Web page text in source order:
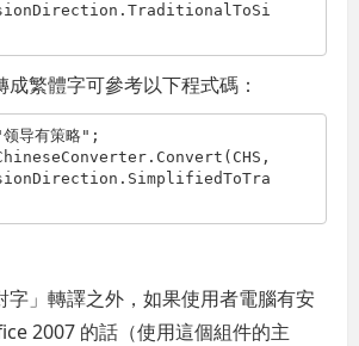
繁體字可參考以下程式碼：
导有策略"
字」轉譯之外，如果使用者電腦有安
2007 的話（使用這個組件的主